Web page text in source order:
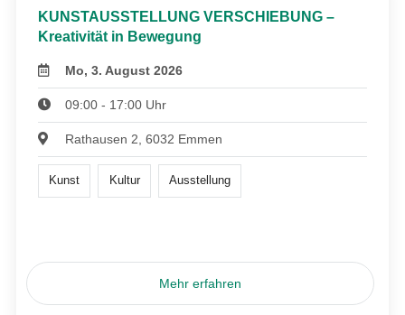
KUNSTAUSSTELLUNG VERSCHIEBUNG –
Kreativität in Bewegung
Mo, 3. August 2026
09:00 - 17:00 Uhr
Rathausen 2, 6032 Emmen
Kunst Kultur Ausstellung
Mehr erfahren